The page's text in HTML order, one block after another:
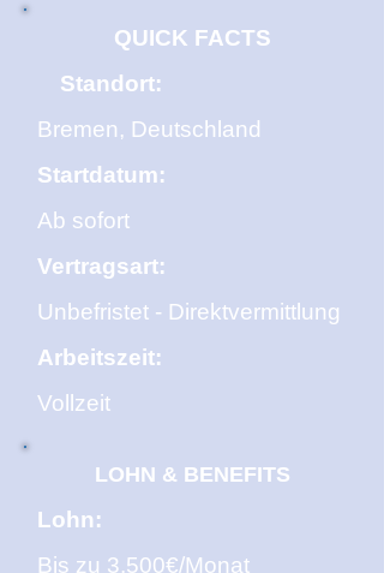
QUICK FACTS
Standort:
Bremen, Deutschland
Startdatum:
Ab sofort
Vertragsart:
Unbefristet - Direktvermittlung
Arbeitszeit:
Vollzeit
LOHN & BENEFITS
Lohn:
Bis zu 3.500€/Monat